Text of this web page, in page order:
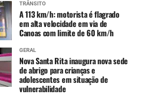
TRÂNSITO
A 113 km/h: motorista é flagrado
em alta velocidade em via de
Canoas com limite de 60 km/h
GERAL
Nova Santa Rita inaugura nova sede
de abrigo para crianças e
adolescentes em situação de
vulnerabilidade